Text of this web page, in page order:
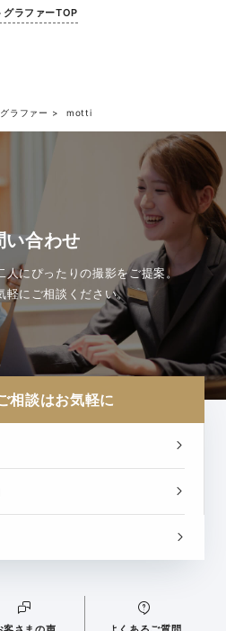
グラファーTOP
ラファー motti
い合わせ
人にぴったりの撮影をご提案。
軽にご相談ください。
相談はお気軽に